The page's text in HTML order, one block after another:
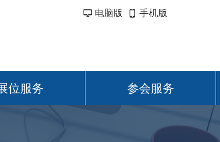
位服务 参会服务
넡 电脑版 넓 手机版